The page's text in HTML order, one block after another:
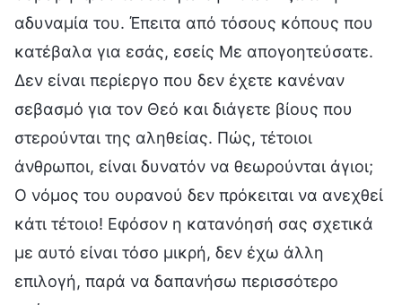
αδυναμία του. Έπειτα από τόσους κόπους που
κατέβαλα για εσάς, εσείς Με απογοητεύσατε.
Δεν είναι περίεργο που δεν έχετε κανέναν
σεβασμό για τον Θεό και διάγετε βίους που
στερούνται της αληθείας. Πώς, τέτοιοι
άνθρωποι, είναι δυνατόν να θεωρούνται άγιοι;
Ο νόμος του ουρανού δεν πρόκειται να ανεχθεί
κάτι τέτοιο! Εφόσον η κατανόησή σας σχετικά
με αυτό είναι τόσο μικρή, δεν έχω άλλη
επιλογή, παρά να δαπανήσω περισσότερο